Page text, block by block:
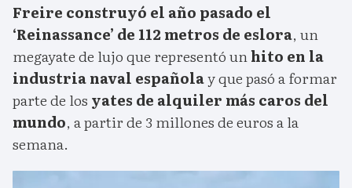
Freire construyó el año pasado el
‘Reinassance’ de 112 metros de eslora, un
megayate de lujo que representó unhito en la
industria naval españolay que pasó a formar
parte de los yates de alquiler más caros del
mundo, a partir de 3 millones de euros a la
semana.